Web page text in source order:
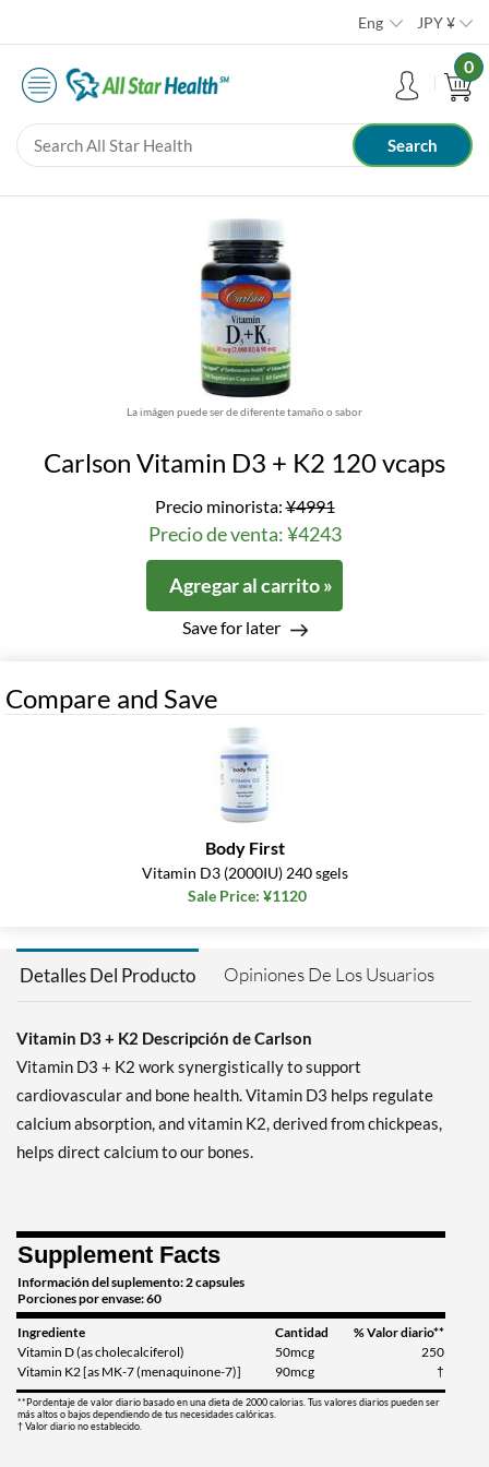
Eng JPY¥
0
La imágen puede ser de diferente tamaño o sabor
Carlson Vitamin D3 + K2 120 vcaps
Precio minorista:¥4991
Precio de venta: ¥4243
Agregar al carrito »
Save for later
Compare and Save
Body First
Vitamin D3 (2000IU) 240 sgels
Sale Price: ¥1120
Detalles Del Producto Opiniones De Los Usuarios
Vitamin D3 + K2 Descripción de Carlson
Vitamin D3 + K2 work synergistically to support
cardiovascular and bone health. Vitamin D3 helps regulate
calcium absorption, and vitamin K2, derived from chickpeas,
helps direct calcium to our bones.
Supplement Facts
Información del suplemento: 2 capsules
Porciones por envase: 60
Ingrediente Cantidad
% Valor diario**
Vitamin D (as cholecalciferol)
50mcg
250
Vitamin K2 [as MK-7 (menaquinone-7)]
90mcg †
**Pordentaje de valor diario basado en una dieta de 2000 calorias. Tus valores diarios pueden ser
más altos o bajos dependiendo de tus necesidades calóricas.
† Valor diario no establecido.